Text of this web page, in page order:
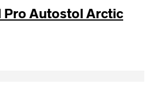
Autostol Arctic